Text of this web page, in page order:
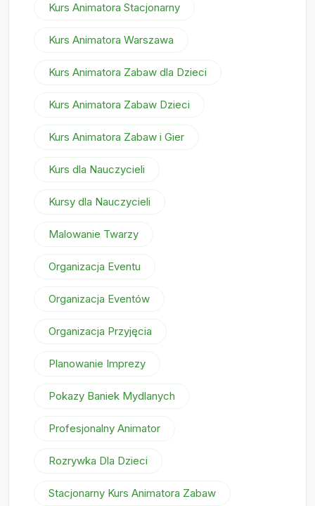
Kurs Animatora Stacjonarny
Kurs Animatora Warszawa
Kurs Animatora Zabaw dla Dzieci
Kurs Animatora Zabaw Dzieci
Kurs Animatora Zabaw i Gier
Kurs dla Nauczycieli
Kursy dla Nauczycieli
Malowanie Twarzy
Organizacja Eventu
Organizacja Eventów
Organizacja Przyjęcia
Planowanie Imprezy
Pokazy Baniek Mydlanych
Profesjonalny Animator
Rozrywka Dla Dzieci
Stacjonarny Kurs Animatora Zabaw